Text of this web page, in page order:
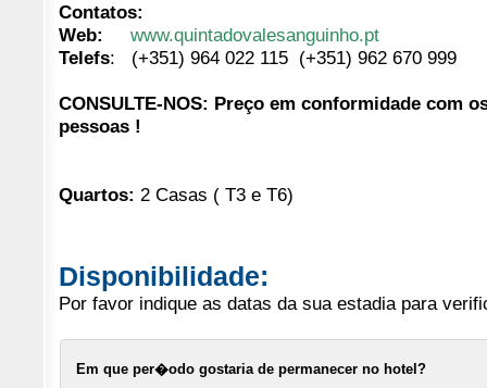
Contatos:
Web:
www.quintadovalesanguinho.pt
Telefs: (+351) 964 022 115 (+351) 962 670 999
CONSULTE-NOS: Preço em conformidade com
pessoas !
Quartos: 2 Casas ( T3 e T6)
Disponibilidade:
Por favor indique as datas da sua estadia para
Em que per�odo gostaria de permanecer no hotel?